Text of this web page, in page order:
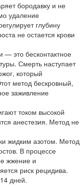
бородавку и не
удаление
глубину
не остается крови
— это бесконтактное
Смерть наступает
который
метод бескровный,
заживление
током высокой
анестезия. Метод не
жидким азотом. Метод
В процессе
жжение и
риск рецидива.
дней.